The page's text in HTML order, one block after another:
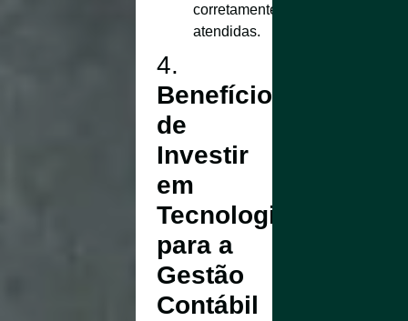
corretamente
atendidas.
4.
Benefícios
de
Investir
em
Tecnologia
para a
Gestão
Contábil